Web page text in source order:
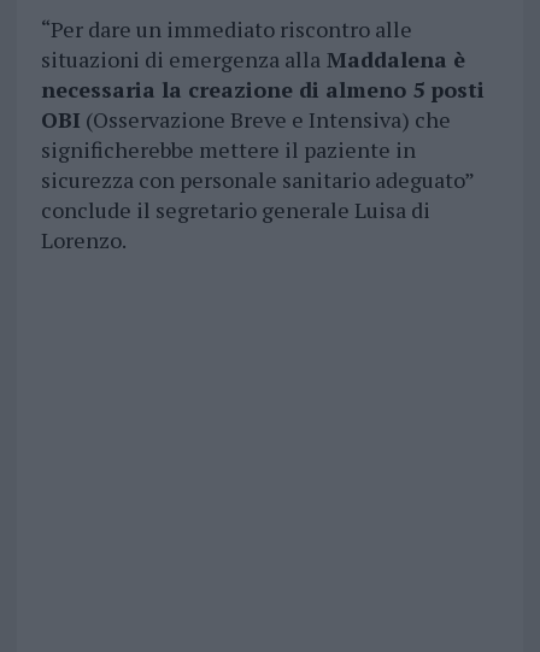
“Per dare un immediato riscontro alle
situazioni di emergenza allaMaddalena è
necessaria la creazione di almeno 5 posti
OBI (Osservazione Breve e Intensiva) che
significherebbe mettere il paziente in
sicurezza con personale sanitario adeguato”
conclude il segretario generale Luisa di
Lorenzo.